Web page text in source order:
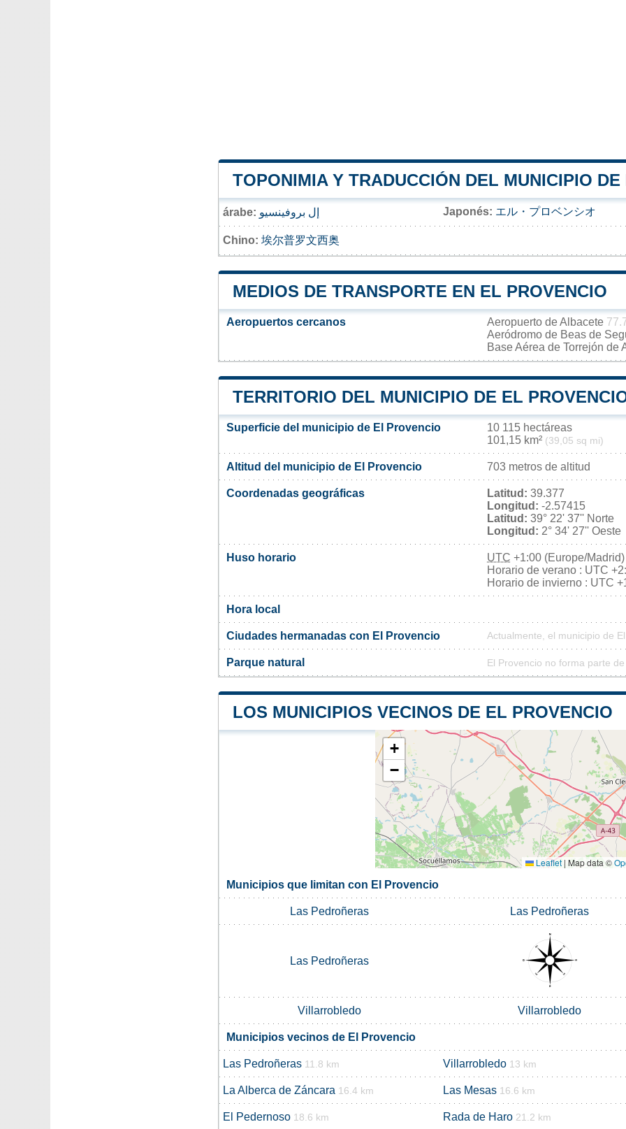
TOPONIMIA Y TRADUCCIÓN DEL MUNICIPIO
árabe: إل بروفينسيو Japonés: エル・プロベンシオ
Chino: 埃尔普罗文西奥
MEDIOS DE TRANSPORTE EN EL PROVENCIO
Aeropuertos cercanos Aeropuerto de Albacete
Aeródromo de Beas de
Base Aérea de Torrejón de
TERRITORIO DEL MUNICIPIO DE EL
Superficie del municipio de El Provencio
10 115 hectáreas
101,15 km² (39,05 sq mi)
Altitud del municipio de El Provencio 703 metros de altitud
Coordenadas geográficas Latitud: 39.377
Longitud: -2.57415
Latitud: 39° 22' 37'' Norte
Longitud: 2° 34' 27'' Oeste
Huso horario UTC +1:00 (Europe/Madrid)
Horario de verano : UTC
Horario de invierno : UTC
Hora local
Ciudades hermanadas con El Provencio Actualmente, el municipio de
Parque natural El Provencio no forma parte
LOS MUNICIPIOS VECINOS DE EL PROVENCIO
+
−
Leaflet | Map data ©
Municipios que limitan con El Provencio
Las Pedroñeras Las Pedroñeras
Las Pedroñeras
Villarrobledo Villarrobledo
Municipios vecinos de El Provencio
Las Pedroñeras 11.8 km Villarrobledo 13 km
La Alberca de Záncara 16.4 km Las Mesas 16.6 km
El Pedernoso 18.6 km Rada de Haro 21.2 km